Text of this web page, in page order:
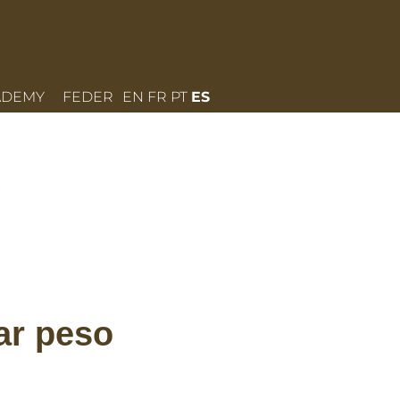
FEDER EN FR PT ES
mejorar, tensar y
peso